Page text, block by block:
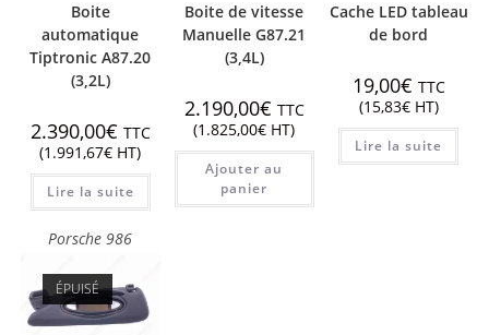
Boite
automatique
Tiptronic A87.20
(3,2L)
2.390,00€ TTC
(1.991,67€ HT)
Lire la suite
Boite de vitesse
Manuelle G87.21
(3,4L)
2.190,00€ TTC
(1.825,00€ HT)
Ajouter au
panier
Cache LED tableau
de bord
19,00€ TTC
(15,83€HT)
Lire la suite
Porsche 986
ÉPUISÉ